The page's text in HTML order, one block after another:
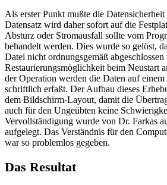
Als erster Punkt mußte die
Datensatz wird daher sofort auf die
Absturz oder Stromausfall sollte vom
behandelt werden. Dies wurde so gelöst,
Datei nicht ordnungsgemäß
Restaurierungsmöglichkeit beim Neustart
der Operation werden die Daten auf
schriftlich erfaßt. Der Aufbau dieses
dem Bildschirm-Layout, damit die
auch für den Ungeübten keine
Vervollständigung wurde von Dr. Farkas
aufgelegt. Das Verständnis für den
war so problemlos gegeben.
Das Resultat